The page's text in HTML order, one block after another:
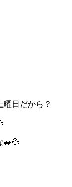
日だから？
🚙💦